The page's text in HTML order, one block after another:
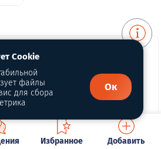
Избранное Добавить
Cookie
файлы
для сбора
Ок